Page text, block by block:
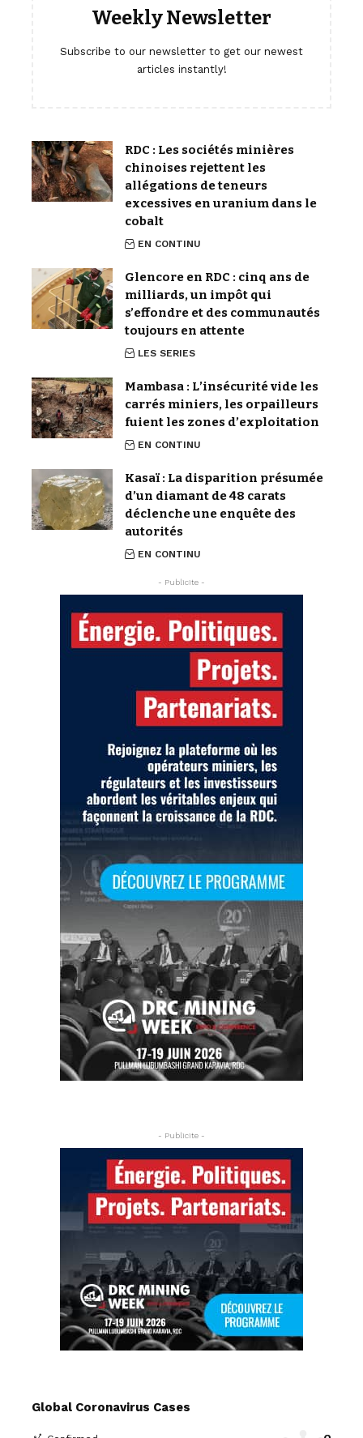
Weekly Newsletter
Subscribe to our newsletter to get our newest
articles instantly!
RDC : Les sociétés minières
chinoises rejettent les
allégations de teneurs
excessives en uranium dans le
cobalt
EN CONTINU
Glencore en RDC : cinq ans de
milliards, un impôt qui
s’effondre et des communautés
toujours en attente
LES SERIES
Mambasa : L’insécurité vide les
carrés miniers, les orpailleurs
fuient les zones d’exploitation
EN CONTINU
Kasaï : La disparition présumée
d’un diamant de 48 carats
déclenche une enquête des
autorités
EN CONTINU
- Publicite -
- Publicite -
Global Coronavirus Cases